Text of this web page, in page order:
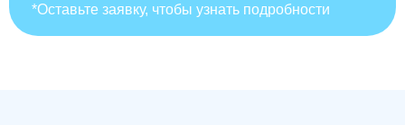
*Оставьте заявку, чтобы узнать подробности